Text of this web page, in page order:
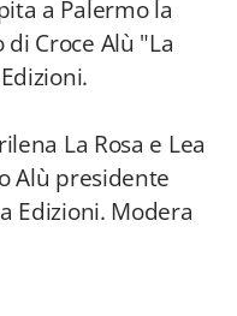
a Palermo la
Croce Alù "La
La Rosa e Lea
Alù presidente
Edizioni. Modera